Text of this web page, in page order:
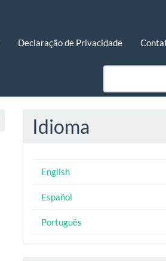
Declaração de Privacidade
Idioma
English
Español
Português